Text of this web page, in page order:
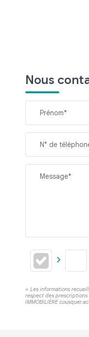
Nous
Prénom*
N° de
Message*
« Les informations
respect des prescriptions
IMMOBILIÈRE